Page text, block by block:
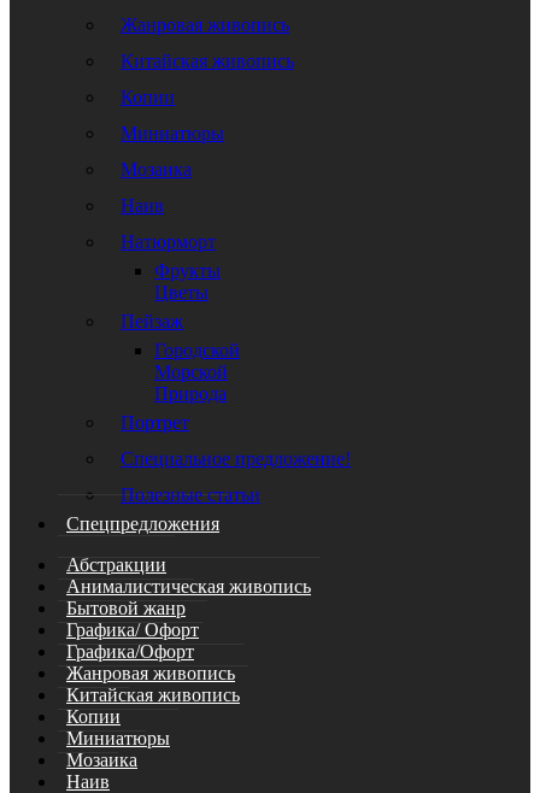
Жанровая живопись
Китайская живопись
Копии
Миниатюры
Мозаика
Наив
Натюрморт
Фрукты
Цветы
Пейзаж
Городской
Морской
Природа
Портрет
Специальное предложение!
Полезные статьи
Спецпредложения
Абстракции
Анималистическая живопись
Бытовой жанр
Графика/ Офорт
Графика/Офорт
Жанровая живопись
Китайская живопись
Копии
Миниатюры
Мозаика
Наив